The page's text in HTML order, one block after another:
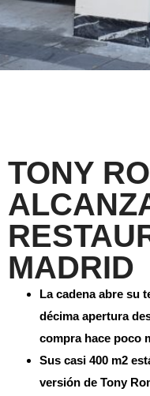
TONY
MADRID
La cadena abre su
décima apertura
compra hace poco
Sus casi 400 m2
versión de Tony